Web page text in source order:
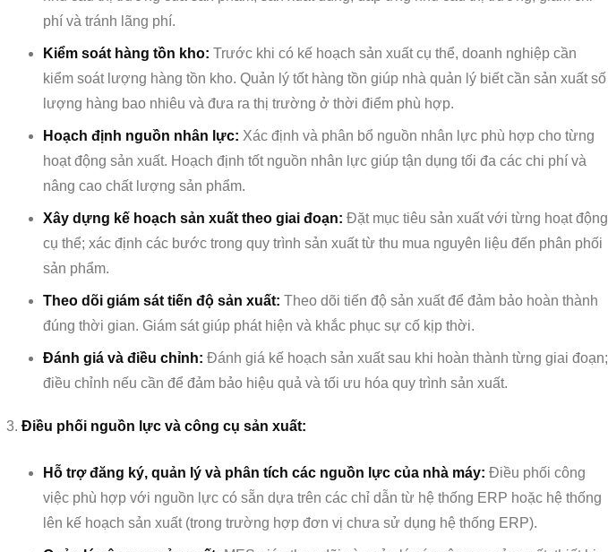
phí và tránh lãng phí.
Kiểm soát hàng tồn kho: Trước khi có kế hoạch sản xuất cụ thể, doanh nghiệp cần
kiểm soát lượng hàng tồn kho. Quản lý tốt hàng tồn giúp nhà quản lý biết cần sản xuất số
lượng hàng bao nhiêu và đưa ra thị trường ở thời điểm phù hợp.
Hoạch định nguồn nhân lực: Xác định và phân bổ nguồn nhân lực phù hợp cho từng
hoạt động sản xuất. Hoạch định tốt nguồn nhân lực giúp tận dụng tối đa các chi phí và
nâng cao chất lượng sản phẩm.
Xây dựng kế hoạch sản xuất theo giai đoạn: Đặt mục tiêu sản xuất với từng hoạt động
cụ thể; xác định các bước trong quy trình sản xuất từ thu mua nguyên liệu đến phân phối
sản phẩm.
Theo dõi giám sát tiến độ sản xuất: Theo dõi tiến độ sản xuất để đảm bảo hoàn thành
đúng thời gian. Giám sát giúp phát hiện và khắc phục sự cố kịp thời.
Đánh giá và điều chỉnh: Đánh giá kế hoạch sản xuất sau khi hoàn thành từng giai đoạn;
điều chỉnh nếu cần để đảm bảo hiệu quả và tối ưu hóa quy trình sản xuất.
Điều phối nguồn lực và công cụ sản xuất:
Hỗ trợ đăng ký, quản lý và phân tích các nguồn lực của nhà máy: Điều phối công
việc phù hợp với nguồn lực có sẵn dựa trên các chỉ dẫn từ hệ thống ERP hoặc hệ thống
lên kế hoạch sản xuất (trong trường hợp đơn vị chưa sử dụng hệ thống ERP).